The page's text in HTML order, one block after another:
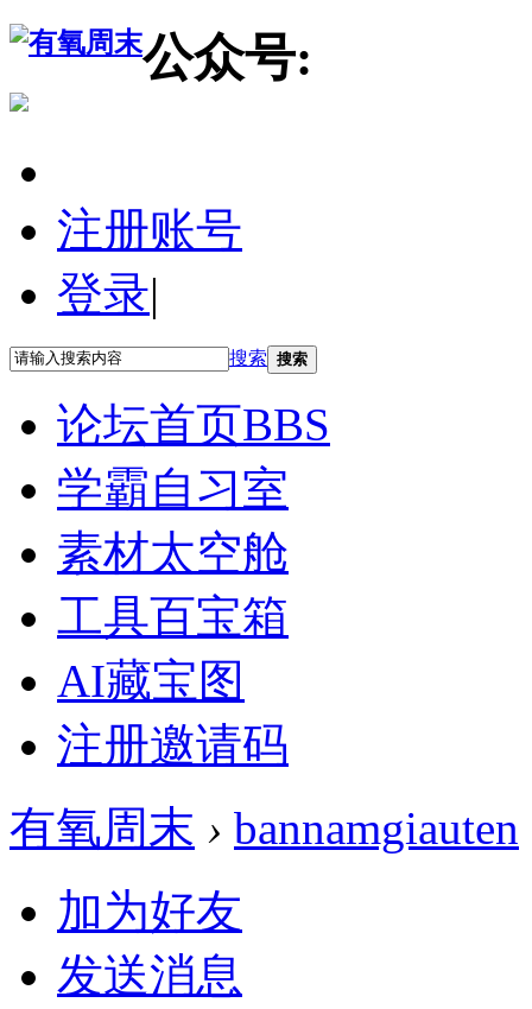
公众号:
注册账号
登录|
搜索 搜索
论坛首页BBS
学霸自习室
素材太空舱
工具百宝箱
AI藏宝图
注册邀请码
有氧周末 › bannamgiauten
加为好友
发送消息